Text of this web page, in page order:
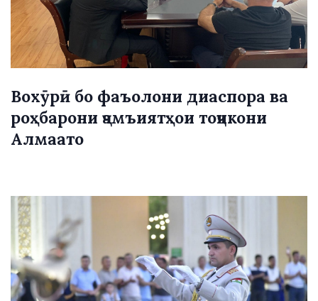
Вохӯрӣ бо фаъолони диаспора ва
роҳбарони ҷамъиятҳои тоҷикони
Алмаато